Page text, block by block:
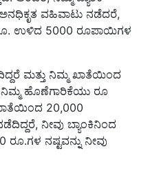
ವಹಿವಾಟು ನಡೆದರೆ,
ಉಳಿದ 5000 ರೂಪಾಯಿಗಳ
ಮತ್ತು ನಿಮ್ಮ ಖಾತೆಯಿಂದ
ನಿಮ್ಮ ಹೊಣೆಗಾರಿಕೆಯು ರೂ
20,000
ನೀವು ಬ್ಯಾಂಕಿನಿಂದ
ನಷ್ಟವನ್ನು ನೀವು